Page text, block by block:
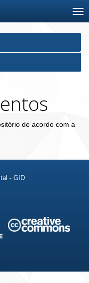
de acordo com a
- GID